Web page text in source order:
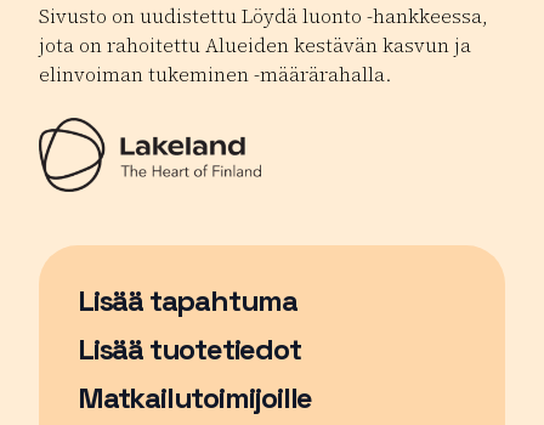
Sivusto on uudistettu Löydä luonto -hankkeessa,
jota on rahoitettu Alueiden kestävän kasvun ja
elinvoiman tukeminen -määrärahalla.
Lisää tapahtuma
Sivu avautuu uudessa ikkunassa
Lisää tuotetiedot
Matkailutoimijoille